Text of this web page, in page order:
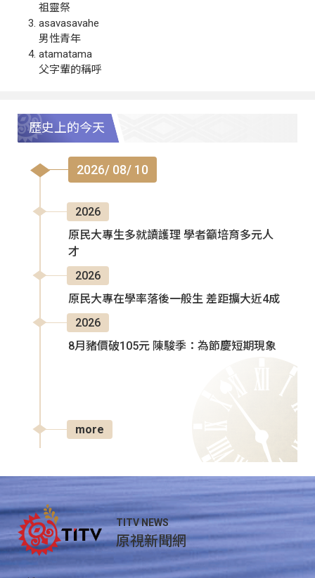
祖靈祭
asavasavahe
男性青年
atamatama
父字輩的稱呼
歷史上的今天
2026/ 08/ 10
2026
原民大專生多就讀護理 學者籲培育多元人
才
2026
原民大專在學率落後一般生 差距擴大近4成
2026
8月豬價破105元 陳駿季：為節慶短期現象
more
TITV NEWS
原視新聞網